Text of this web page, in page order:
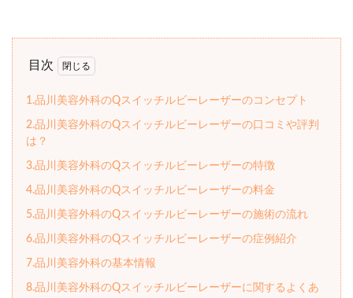
目次
1.品川美容外科のQスイッチルビーレーザーのコンセプト
2.品川美容外科のQスイッチルビーレーザーの口コミや評判
は？
3.品川美容外科のQスイッチルビーレーザーの特徴
4.品川美容外科のQスイッチルビーレーザーの料金
5.品川美容外科のQスイッチルビーレーザーの施術の流れ
6.品川美容外科のQスイッチルビーレーザーの症例紹介
7.品川美容外科の基本情報
8.品川美容外科のQスイッチルビーレーザーに関するよくあ